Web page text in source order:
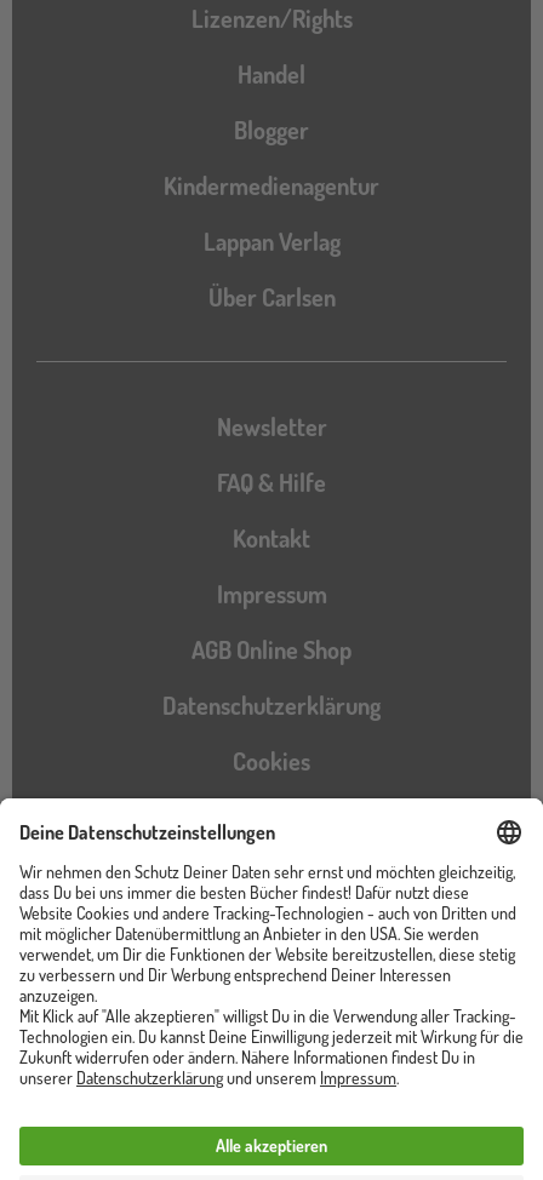
Lizenzen/Rights
Handel
Blogger
Kindermedienagentur
Lappan Verlag
Über Carlsen
Newsletter
FAQ & Hilfe
Kontakt
Impressum
AGB Online Shop
Datenschutzerklärung
Cookies
Barrierefreiheitserklärung
Instagram
TikTokPinterestYouTubeFacebook
Unser Shop ist von
Trusted Shops zertifiziert